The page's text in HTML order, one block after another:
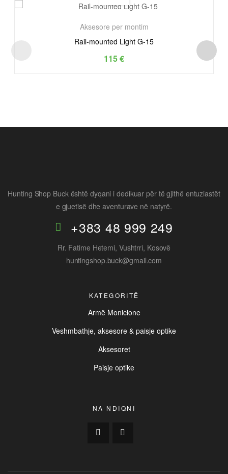
Aksesore per montim
Rail-mounted Light G-15
115€
Hunting Shop Buck është dyqani i dedikuar për të gjithë entuziastët
e gjuetisë dhe aventurave në natyrë.
+383 48 999 249
Rr. Fatime Hetemi, Vushtrri, Kosovë
huntingshop.buck@gmail.com
KATEGORITË
Armë Monicione
Veshmbathje, aksesore & paisje optike
Aksesoret
Paisje optike
NA NDIQNI